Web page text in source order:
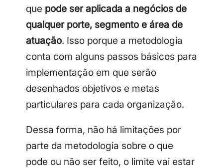
que pode ser aplicada a negócios de
qualquer porte, segmento e área de
atuação. Isso porque a metodologia
conta com alguns passos básicos para
implementação em que serão
desenhados objetivos e metas
particulares para cada organização.
Dessa forma, não há limitações por
parte da metodologia sobre o que
pode ou não ser feito, o limite vai estar